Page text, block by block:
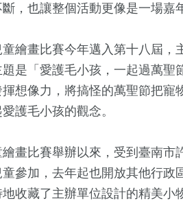
，也讓整個活動更像是一場嘉
繪畫比賽今年邁入第十八屆，
是「愛護毛小孩，一起過萬聖
想像力，將搞怪的萬聖節把寵
護毛小孩的觀念。
畫比賽舉辦以來，受到臺南市
參加，去年起也開放其他行政
收藏了主辦單位設計的精美小
24+
公信俗文
13312+
社會
372
兩岸道教文
+
美食
4839 +
財經及消費
16+
兩岸藝苑